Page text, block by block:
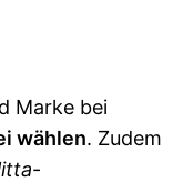
Marke bei
wählen. Zudem
-